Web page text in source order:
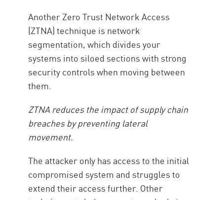
Another Zero Trust Network Access
(ZTNA) technique is network
segmentation, which divides your
systems into siloed sections with strong
security controls when moving between
them.
ZTNA reduces the impact of supply chain
breaches by preventing lateral
movement.
The attacker only has access to the initial
compromised system and struggles to
extend their access further. Other